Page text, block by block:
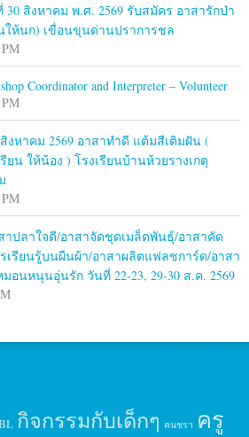
สิงหาคม พ.ศ. 2569 รับสมัคร อาสารักป่า
ให้นก) เขื่อนขุนด่านปราการชล
Coordinator and Interpreter – Volunteer
งหาคม 2569 อาสาทำดี แต้มสีเติมฝัน (
น ให้น้อง ) โรงเรียนบ้านห้วยรางเกตุ
ปลาใจดี/อาสาจัดชุดเมล็ดพันธุ์/อาสาคัด
เรียนรู้บนผืนผ้า/อาสาผลิตแฟลชการ์ด/อาสา
อนหนุนอุ่นรัก วันที่ 22-23, 29-30 ส.ค. 2569
กิจกรรมกับเด็กๆ คนชรา ครู